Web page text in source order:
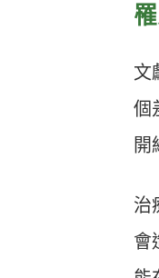
文
個
開
治
會